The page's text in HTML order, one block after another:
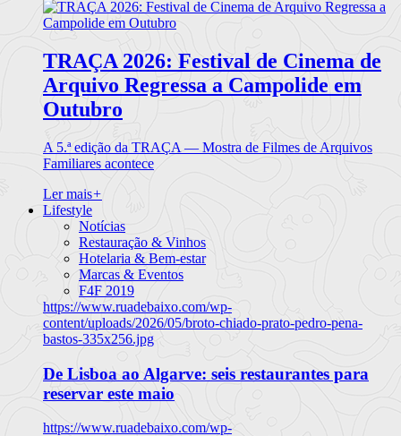
TRAÇA 2026: Festival de Cinema de
Arquivo Regressa a Campolide em
Outubro
A 5.ª edição da TRAÇA — Mostra de Filmes de Arquivos
Familiares acontece
Ler mais+
Lifestyle
Notícias
Restauração & Vinhos
Hotelaria & Bem-estar
Marcas & Eventos
F4F 2019
https://www.ruadebaixo.com/wp-
content/uploads/2026/05/broto-chiado-prato-pedro-pena-
bastos-335x256.jpg
De Lisboa ao Algarve: seis restaurantes para
reservar este maio
https://www.ruadebaixo.com/wp-